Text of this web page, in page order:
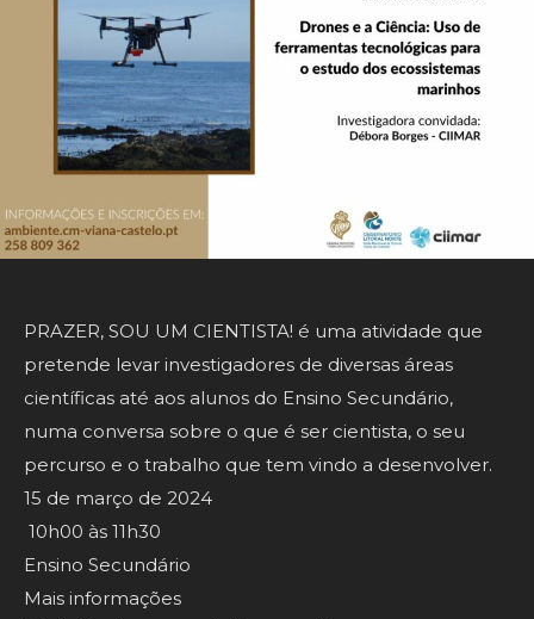
PRAZER, SOU UM CIENTISTA! é uma atividade que
pretende levar investigadores de diversas áreas
científicas até aos alunos do Ensino Secundário,
numa conversa sobre o que é ser cientista, o seu
percurso e o trabalho que tem vindo a desenvolver.
15 de março de 2024
10h00 às 11h30
Ensino Secundário
Mais informações